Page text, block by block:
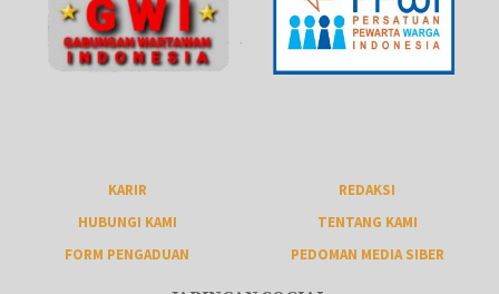
KARIR
REDAKSI
HUBUNGI KAMI
TENTANG KAMI
FORM PENGADUAN
PEDOMAN MEDIA SIBER